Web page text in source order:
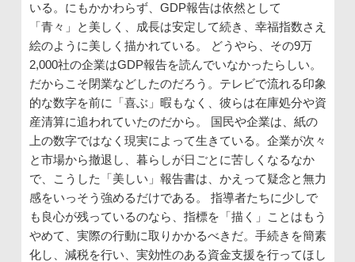
いる。にもかかわらず、GDP報告は依然として
「青々」と美しく、成長は安定して続き、幸福指数さえ
絵のように美しく描かれている。 どうやら、その9万
2,000社の企業はGDP報告を読んでいなかったらしい。
だからこそ閉業などしたのだろう。テレビで流れる印象
的な数字を前に「喜ぶ」暇もなく、彼らは在庫処分や資
産清算に追われていたのだから。 国民や企業は、紙の
上の数字ではなく現実によって生きている。企業が次々
と市場から撤退し、暮らしが日ごとに苦しくなるなか
で、こうした「美しい」報告書は、かえって疑念と無力
感をいっそう強めるだけである。 指導者たちに少しで
も良心が残っているのなら、指標を「描く」ことはもう
やめて、実際の行動に取りかかるべきだ。手続きを簡素
化し、減税を行い、実効性のある資金支援を行ってほし